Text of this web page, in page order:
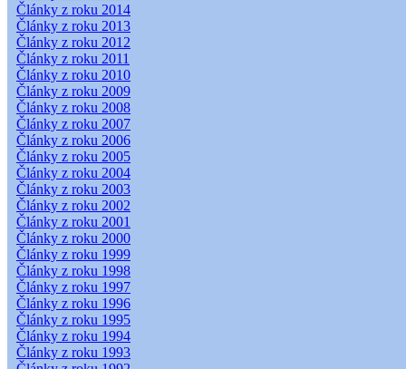
Články z roku 2014
Články z roku 2013
Články z roku 2012
Články z roku 2011
Články z roku 2010
Články z roku 2009
Články z roku 2008
Články z roku 2007
Články z roku 2006
Články z roku 2005
Články z roku 2004
Články z roku 2003
Články z roku 2002
Články z roku 2001
Články z roku 2000
Články z roku 1999
Články z roku 1998
Články z roku 1997
Články z roku 1996
Články z roku 1995
Články z roku 1994
Články z roku 1993